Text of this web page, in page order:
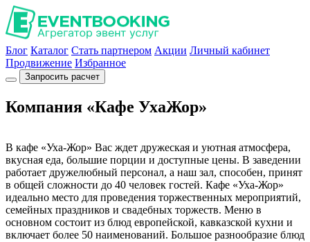
Блог Каталог Стать партнером Акции Личный кабинет
Продвижение Избранное
Запросить расчет
Компания «Кафе УхаЖор»
В кафе «Уха-Жор» Вас ждет дружеская и уютная атмосфера,
вкусная еда, большие порции и доступные цены. В заведении
работает дружелюбный персонал, а наш зал, способен, принят
в общей сложности до 40 человек гостей. Кафе «Уха-Жор»
идеально место для проведения торжественных мероприятий,
семейных праздников и свадебных торжеств. Меню в
основном состоит из блюд европейской, кавказской кухни и
включает более 50 наименований. Большое разнообразие блюд